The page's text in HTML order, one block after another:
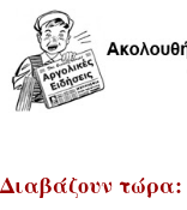
Διαβάζουν τώρα: